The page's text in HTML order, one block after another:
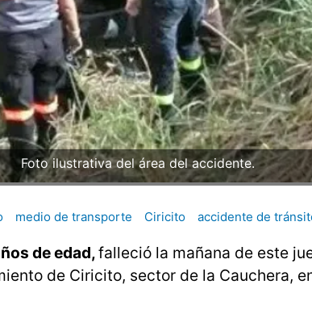
Foto
medio de transporte Ciricito accidente de
de edad,falleció la mañana de este
de Ciricito, sector de la Cauchera,